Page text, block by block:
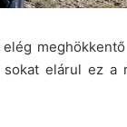
elárul ez a